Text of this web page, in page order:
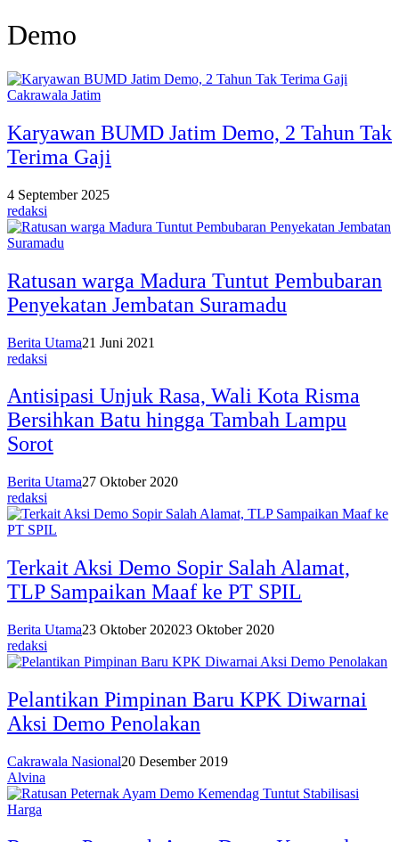
Demo
Cakrawala Jatim
Karyawan BUMD Jatim Demo, 2 Tahun Tak
Terima Gaji
4 September 2025
redaksi
Ratusan warga Madura Tuntut Pembubaran
Penyekatan Jembatan Suramadu
Berita Utama21 Juni 2021
redaksi
Antisipasi Unjuk Rasa, Wali Kota Risma
Bersihkan Batu hingga Tambah Lampu
Sorot
Berita Utama27 Oktober 2020
redaksi
Terkait Aksi Demo Sopir Salah Alamat,
TLP Sampaikan Maaf ke PT SPIL
Berita Utama23 Oktober 202023 Oktober 2020
redaksi
Pelantikan Pimpinan Baru KPK Diwarnai
Aksi Demo Penolakan
Cakrawala Nasional20 Desember 2019
Alvina